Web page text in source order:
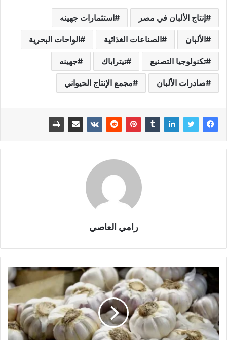
إنتاج الألبان في مصر استثمارات جهينه
الألبان الصناعات الغذائية الواحات البحرية
تكنولوجيا التصنيع تيتراباك جهينه
صادرات الألبان مجمع الإنتاج الحيواني
رامي العاصي